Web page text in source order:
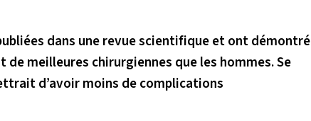
dans une revue scientifique et ont démontré
meilleures chirurgiennes que les hommes. Se
d’avoir moins de complications